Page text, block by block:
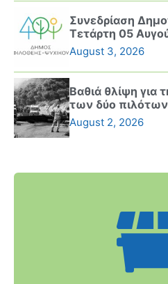
Συνεδρίαση
Τετάρτη 05
August 3, 2026
Βαθιά θλίψη για
των δύο
August 2, 2026